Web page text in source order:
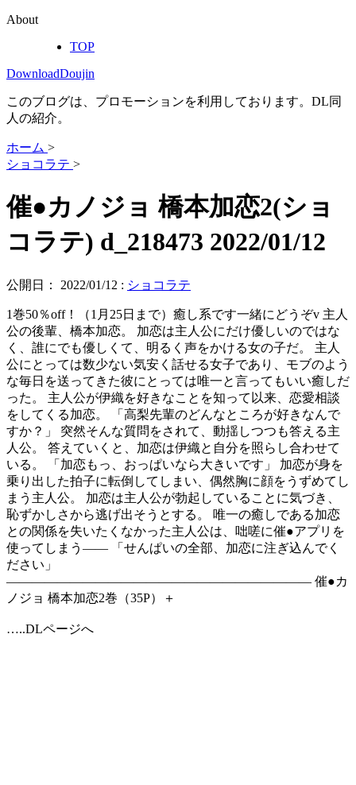
About
TOP
DownloadDoujin
このブログは、プロモーションを利用しております。DL同
人の紹介。
ホーム >
ショコラテ >
催●カノジョ 橋本加恋2(ショ
コラテ) d_218473 2022/01/12
公開日： 2022/01/12 : ショコラテ
1巻50％off！（1月25日まで）癒し系です一緒にどうぞv 主人
公の後輩、橋本加恋。 加恋は主人公にだけ優しいのではな
く、誰にでも優しくて、明るく声をかける女の子だ。 主人
公にとっては数少ない気安く話せる女子であり、モブのよう
な毎日を送ってきた彼にとっては唯一と言ってもいい癒しだ
った。 主人公が伊織を好きなことを知って以来、恋愛相談
をしてくる加恋。 「高梨先輩のどんなところが好きなんで
すか？」 突然そんな質問をされて、動揺しつつも答える主
人公。 答えていくと、加恋は伊織と自分を照らし合わせて
いる。 「加恋もっ、おっぱいなら大きいです」 加恋が身を
乗り出した拍子に転倒してしまい、偶然胸に顔をうずめてし
まう主人公。 加恋は主人公が勃起していることに気づき、
恥ずかしさから逃げ出そうとする。 唯一の癒しである加恋
との関係を失いたくなかった主人公は、咄嗟に催●アプリを
使ってしまう―― 「せんぱいの全部、加恋に注ぎ込んでく
ださい」
———————————————————————— 催●カ
ノジョ 橋本加恋2巻（35P）＋
…..DLページへ